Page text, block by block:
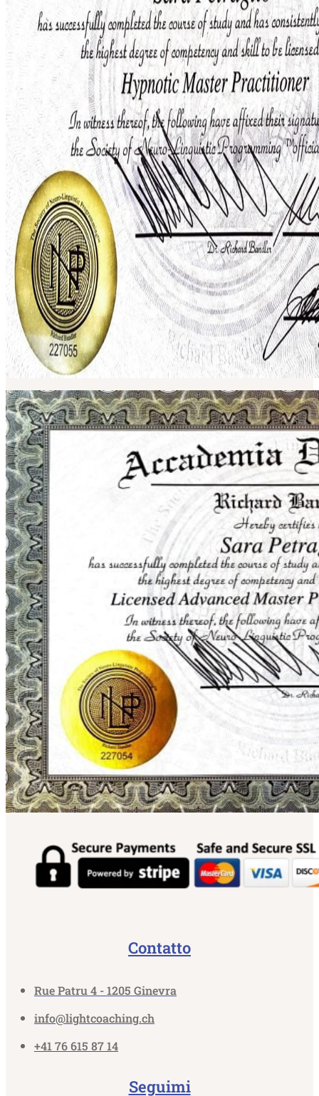
Contatto
Rue Patru 4 - 1205 Ginevra
info@lightcoaching.ch
+41 76 615 87 14
Seguimi